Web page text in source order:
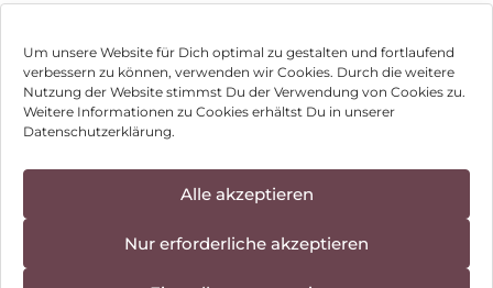
Um unsere Website für Dich optimal zu gestalten und fortlaufend
verbessern zu können, verwenden wir Cookies. Durch die weitere
Nutzung der Website stimmst Du der Verwendung von Cookies zu.
Weitere Informationen zu Cookies erhältst Du in unserer
Datenschutzerklärung.
Alle akzeptieren
Nur erforderliche akzeptieren
Impressum
Hinweis zur Batterieentsorgung